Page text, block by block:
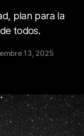
plan para la
todos.
13, 2025